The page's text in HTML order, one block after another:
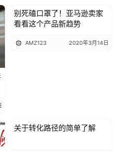
出海头条
别死磕口罩了！亚马逊卖家
看看这个产品新趋势
AMZ123 2020年3月14日
出海头条
关于转化路径的简单了解